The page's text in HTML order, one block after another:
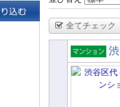
全てチェック
売マンシ
ョン